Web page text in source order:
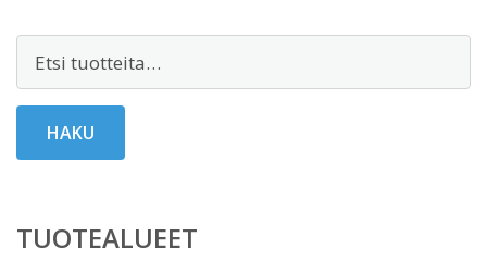
HAKU
TUOTEALUEET